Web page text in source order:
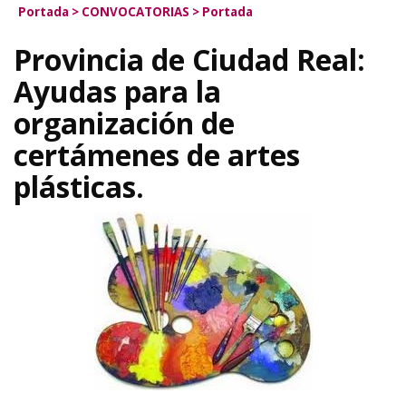
Portada > CONVOCATORIAS > Portada
Provincia de Ciudad Real:
Ayudas para la
organización de
certámenes de artes
plásticas.